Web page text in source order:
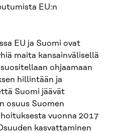
EU:n
EU ja Suomi ovat
maita kansainvälisellä
ohjaamaan
hillintään ja
Suomi jäävät
osuus Suomen
vuonna 2017
kasvattaminen